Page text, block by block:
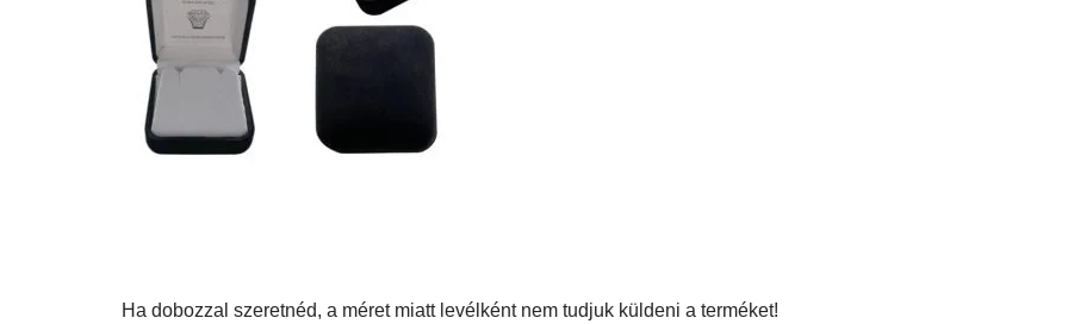
Ha dobozzal szeretnéd, a méret miatt levélként nem tudjuk küldeni a terméket!